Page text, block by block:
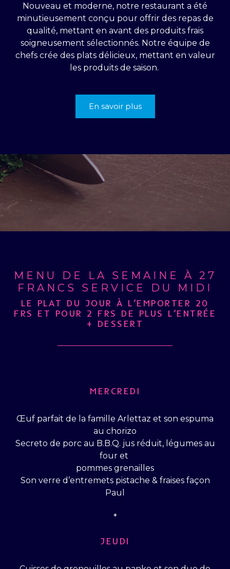
Nouveau et moderne, notre restaurant a été
minutieusement conçu pour offrir des repas de
qualité, mettant en avant des produits frais
soigneusement sélectionnés. Notre équipe de
chefs crée des plats délicieux, mettant en valeur
les produits de saison.
En savoir plus
MENU DE LA SEMAINE À 27
FRANCS SERVICE DU MIDI
LE PLAT DU JOUR À L’EMPORTER 20
FRS ET POUR 2 FRS DE PLUS L’ENTRÉE
+ DESSERT
MERCREDI
Œuf parfait de la famille Arlettaz et son espuma
au chorizo
Secreto de porc au B.B.Q. jus réduit, légumes au
four et
pommes grenailles
Son verre d’entremets pistache & fraises façon
Paul
*
JEUDI